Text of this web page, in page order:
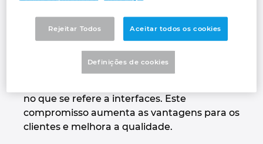
oferece uma estrutura para o
desenvolvimento e comercialização de
conjuntos de interfaces para parcerias
existentes e novas parcerias. A parceria com
a EPN assenta em objetivos vinculativos
no que se refere a interfaces. Este
compromisso aumenta as vantagens para os
clientes e melhora a qualidade.
Hungary
Ireland
Israel
Rejeitar Todos Aceitar todos os cookies
Definições de cookies